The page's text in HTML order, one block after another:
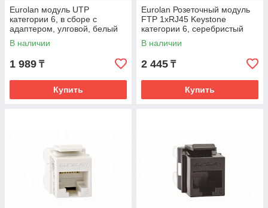
Eurolan модуль UTP
категории 6, в сборе с
адаптером, улговой, белый
В наличии
1 989 ₸
Купить
Eurolan Розеточный модуль
FTP 1xRJ45 Keystone
категории 6, серебристый
В наличии
2 445 ₸
Купить